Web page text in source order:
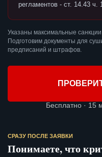
регламентов - ст. 14.43
Указаны максимальные
Подготовим документы для
предписаний и штрафов.
Бесплатно · 15
СРАЗУ ПОСЛЕ ЗАЯВКИ
Понимаете, что